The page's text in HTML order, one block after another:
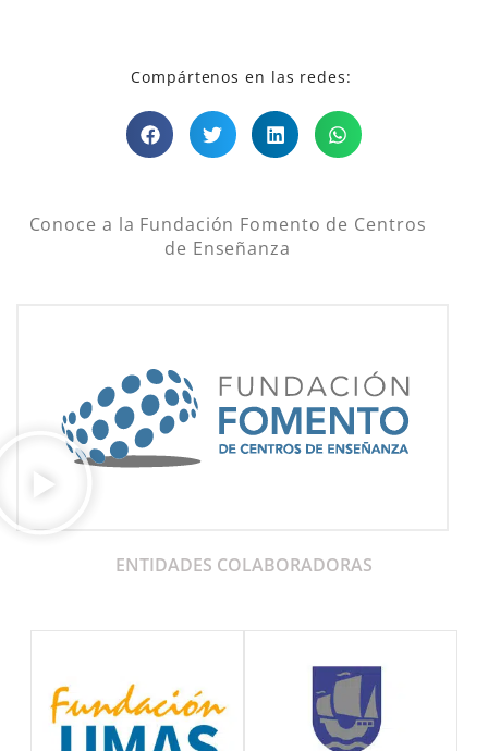
Compártenos en las redes:
Conoce a la Fundación Fomento de Centros
de Enseñanza
ENTIDADES COLABORADORAS